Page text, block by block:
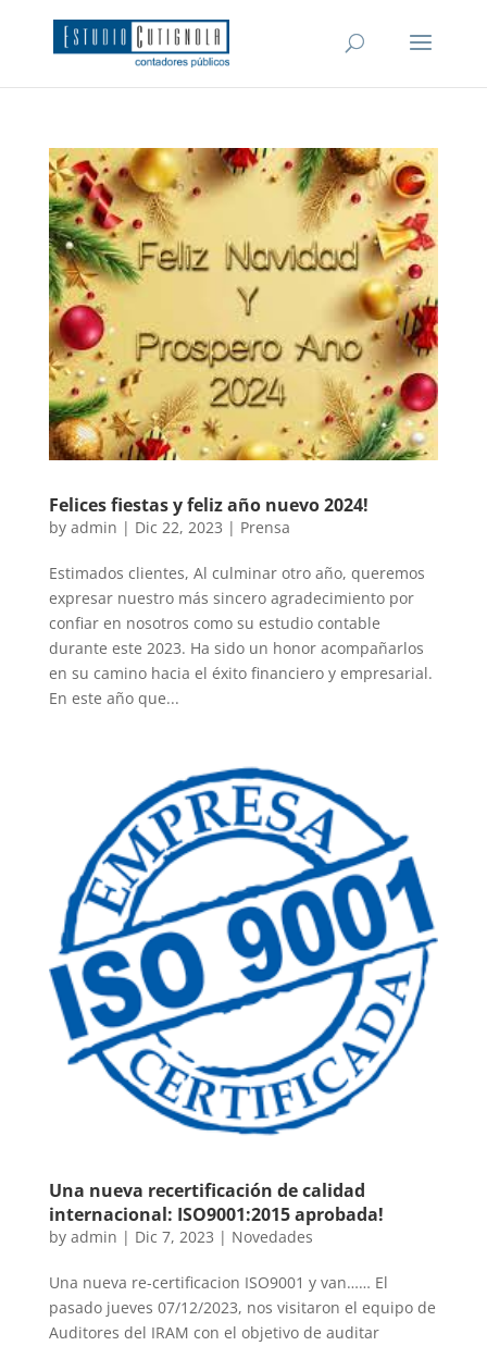
Felices fiestas y feliz año nuevo 2024!
by admin | Dic 22, 2023 | Prensa
Estimados clientes, Al culminar otro año, queremos
expresar nuestro más sincero agradecimiento por
confiar en nosotros como su estudio contable
durante este 2023. Ha sido un honor acompañarlos
en su camino hacia el éxito financiero y empresarial.
En este año que...
Una nueva recertificación de calidad
internacional: ISO9001:2015 aprobada!
by admin | Dic 7, 2023 | Novedades
Una nueva re-certificacion ISO9001 y van…… El
pasado jueves 07/12/2023, nos visitaron el equipo de
Auditores del IRAM con el objetivo de auditar